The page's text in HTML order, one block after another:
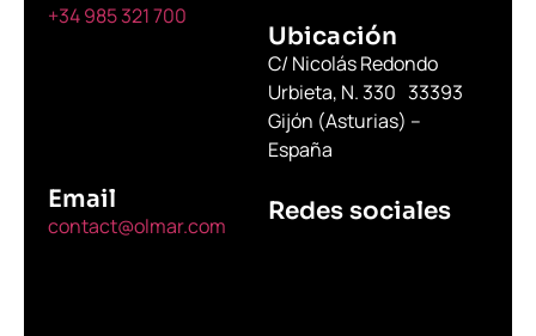
+34 985 321 700
Ubicación
C/ Nicolás Redondo
Urbieta, N. 330 33393
Gijón (Asturias) –
España
Email
contact@olmar.com Redes sociales